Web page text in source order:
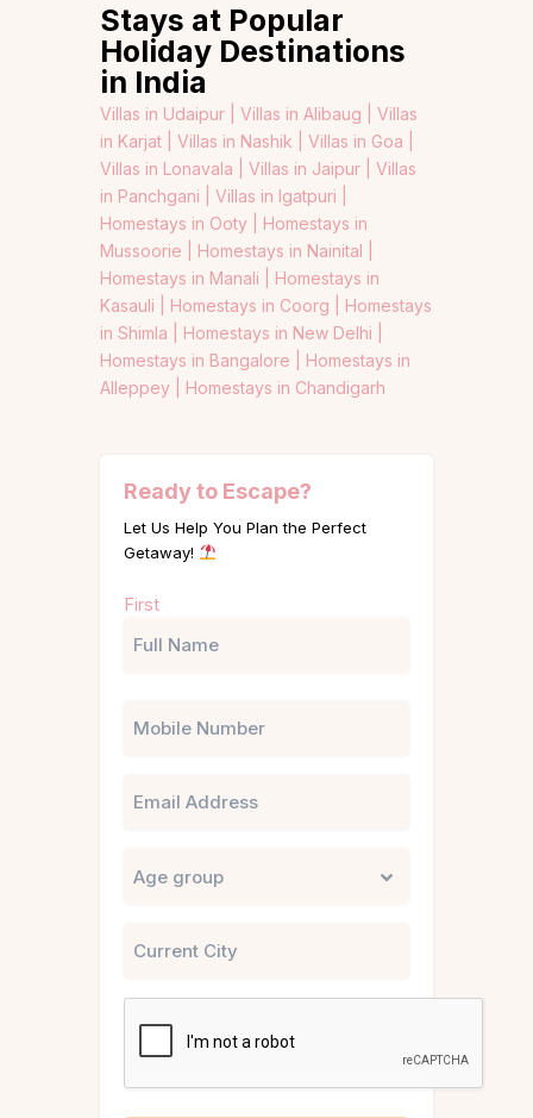
Stays at Popular
Holiday Destinations
in India
Villas in Udaipur | Villas in Alibaug | Villas
in Karjat | Villas in Nashik | Villas in Goa |
Villas in Lonavala | Villas in Jaipur | Villas
in Panchgani | Villas in Igatpuri |
Homestays in Ooty | Homestays in
Mussoorie | Homestays in Nainital |
Homestays in Manali | Homestays in
Kasauli | Homestays in Coorg | Homestays
in Shimla | Homestays in New Delhi |
Homestays in Bangalore | Homestays in
Alleppey | Homestays in Chandigarh
Ready to Escape?
Let Us Help You Plan the Perfect
Getaway!
(Required)
First